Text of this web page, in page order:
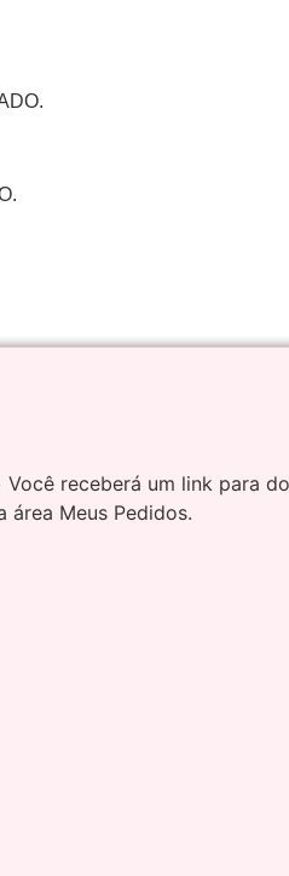
receberá um link para
área Meus Pedidos.